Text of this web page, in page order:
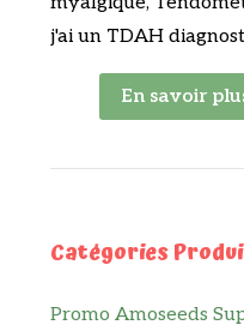
j'ai un TDAH
En savoir
Catégories
Promo Amoseeds